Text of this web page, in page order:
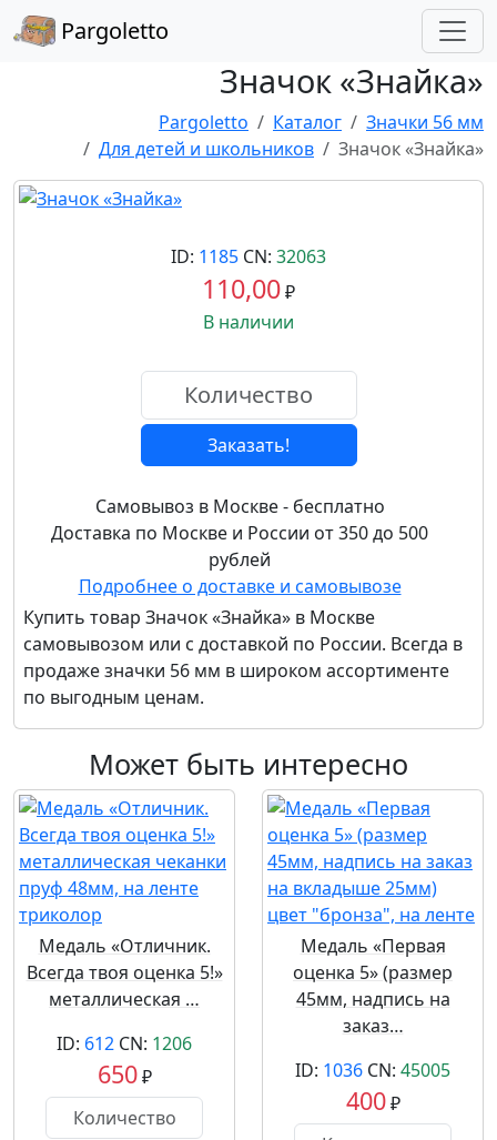
Pargoletto
Значок «Знайка»
Pargoletto Каталог
Значки 56 мм
Для детей и школьников
Значок «Знайка»
ID: 1185 CN: 32063
110,00₽
В наличии
Заказать!
Самовывоз в Москве - бесплатно
Доставка по Москве и России от 350 до 500
рублей
Подробнее о доставке и самовывозе
Купить товар Значок «Знайка» в Москве
самовывозом или с доставкой по России. Всегда в
продаже значки 56 мм в широком ассортименте
по выгодным ценам.
Может быть интересно
Медаль «Отличник.
Всегда твоя оценка 5!»
металлическая …
ID: 612 CN: 1206
650₽
Медаль «Первая
оценка 5» (размер
45мм, надпись на
заказ…
ID: 1036 CN: 45005
400₽